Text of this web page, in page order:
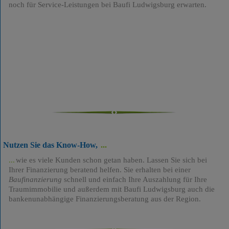
noch für Service-Leistungen bei Baufi Ludwigsburg erwarten.
Nutzen Sie das Know-How,
wie es viele Kunden schon getan haben. Lassen Sie sich bei
Ihrer Finanzierung beratend helfen. Sie erhalten bei einer
Baufinanzierung schnell und einfach Ihre Auszahlung für Ihre
Traumimmobilie und außerdem mit Baufi Ludwigsburg auch die
bankenunabhängige Finanzierungsberatung aus der Region.